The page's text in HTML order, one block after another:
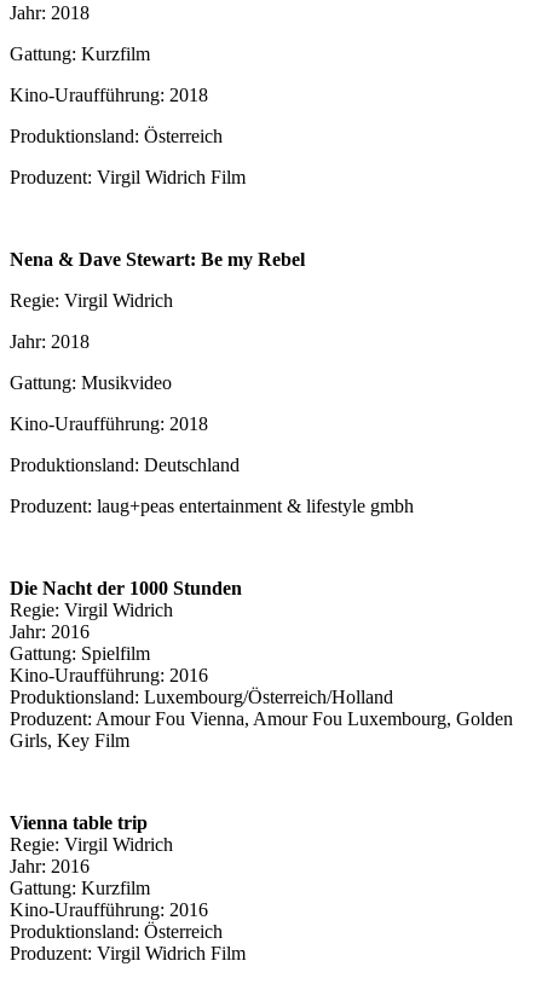
Jahr: 2018
Gattung: Kurzfilm
Kino-Uraufführung: 2018
Produktionsland: Österreich
Produzent: Virgil Widrich Film
Nena & Dave Stewart: Be my Rebel
Regie: Virgil Widrich
Jahr: 2018
Gattung: Musikvideo
Kino-Uraufführung: 2018
Produktionsland: Deutschland
Produzent: laug+peas entertainment & lifestyle gmbh
Die Nacht der 1000 Stunden
Regie: Virgil Widrich
Jahr: 2016
Gattung: Spielfilm
Kino-Uraufführung: 2016
Produktionsland: Luxembourg/Österreich/Holland
Produzent: Amour Fou Vienna, Amour Fou Luxembourg, Golden
Girls, Key Film
Vienna table trip
Regie: Virgil Widrich
Jahr: 2016
Gattung: Kurzfilm
Kino-Uraufführung: 2016
Produktionsland: Österreich
Produzent: Virgil Widrich Film